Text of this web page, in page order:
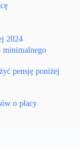
2024
minimalnego
pensję poniżej
o płacy